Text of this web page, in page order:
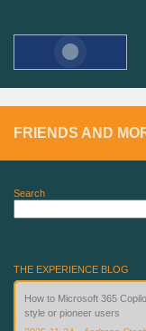
FRIENDS AND
Search
THE EXPERIENCE BLOG
How to Microsoft 365
style or pioneer users